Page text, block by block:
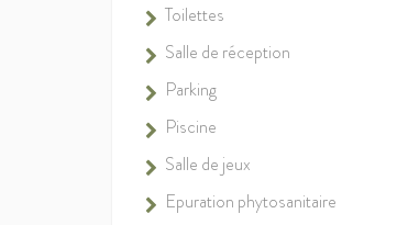
Toilettes
Salle de réception
Parking
Piscine
Salle de jeux
Epuration phytosanitaire